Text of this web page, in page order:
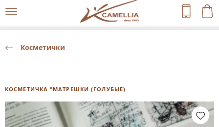
Косметички
КОСМЕТИЧКА "МАТРЕШКИ (ГОЛУБЫЕ)